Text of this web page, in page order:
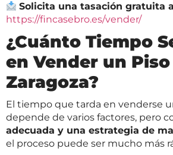
Solicita una tasación gratuita
https://fincasebro.es/vender/
¿Cuánto Tiempo
en Vender un
Zaragoza?
El tiempo que tarda en venderse
depende de varios factores, pero
adecuada y una estrategia de
el proceso puede ser mucho más